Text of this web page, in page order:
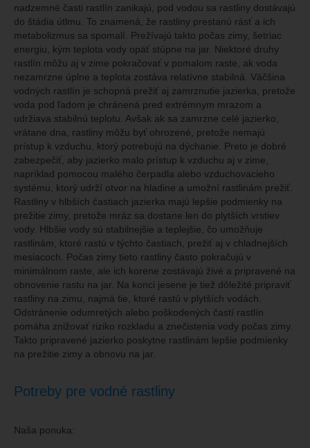
nadzemné časti rastlín zanikajú, pod vodou sa rastliny dostávajú
do štádia útlmu. To znamená, že rastliny prestanú rásť a ich
metabolizmus sa spomalí. Prežívajú takto počas zimy, šetriac
energiu, kým teplota vody opäť stúpne na jar. Niektoré druhy
rastlín môžu aj v zime pokračovať v pomalom raste, ak voda
nezamrzne úplne a teplota zostáva relatívne stabilná. Väčšina
vodných rastlín je schopná prežiť aj zamrznutie jazierka, pretože
voda pod ľadom je chránená pred extrémnym mrazom a
udržiava stabilnú teplotu. Avšak ak sa zamrzne celé jazierko,
vrátane dna, rastliny môžu byť ohrozené, pretože nemajú
prístup k vzduchu, ktorý potrebujú na dýchanie. Preto je dobré
zabezpečiť, aby jazierko malo prístup k vzduchu aj v zime,
napríklad pomocou malého čerpadla alebo vzduchovacieho
systému, ktorý udrží otvor na hladine a umožní rastlinám prežiť.
Rastliny v hlbších častiach jazierka majú lepšie podmienky na
prežitie zimy, pretože mráz sa dostane len do plytších vrstiev
vody. Hlbšie vody sú stabilnejšie a teplejšie, čo umožňuje
rastlinám, ktoré rastú v týchto častiach, prežiť aj v chladnejších
mesiacoch. Počas zimy tieto rastliny často pokračujú v
minimálnom raste, ale ich korene zostávajú živé a pripravené na
obnovenie rastu na jar. Na konci jesene je tiež dôležité pripraviť
rastliny na zimu, najmä tie, ktoré rastú v plytších vodách.
Odstránenie odumretých alebo poškodených častí rastlín
pomáha znižovať riziko rozkladu a znečistenia vody počas zimy.
Takto pripravené jazierko poskytne rastlinám lepšie podmienky
na prežitie zimy a obnovu na jar.
Potreby pre vodné rastliny
Naša ponuka: